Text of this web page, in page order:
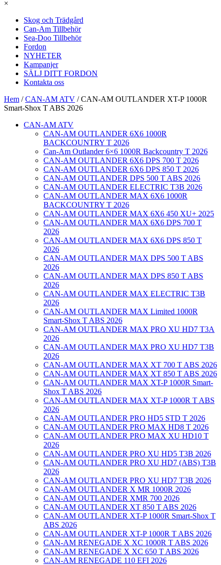
×
Skog och Trädgård
Can-Am Tillbehör
Sea-Doo Tillbehör
Fordon
NYHETER
Kampanjer
SÄLJ DITT FORDON
Kontakta oss
Hem /CAN-AM ATV / CAN-AM OUTLANDER XT-P 1000R
Smart-Shox T ABS 2026
CAN-AM ATV
CAN-AM OUTLANDER 6X6 1000R
BACKCOUNTRY T 2026
Can-Am Outlander 6×6 1000R Backcountry T 2026
CAN-AM OUTLANDER 6X6 DPS 700 T 2026
CAN-AM OUTLANDER 6X6 DPS 850 T 2026
CAN-AM OUTLANDER DPS 500 T ABS 2026
CAN-AM OUTLANDER ELECTRIC T3B 2026
CAN-AM OUTLANDER MAX 6X6 1000R
BACKCOUNTRY T 2026
CAN-AM OUTLANDER MAX 6X6 450 XU+ 2025
CAN-AM OUTLANDER MAX 6X6 DPS 700 T
2026
CAN-AM OUTLANDER MAX 6X6 DPS 850 T
2026
CAN-AM OUTLANDER MAX DPS 500 T ABS
2026
CAN-AM OUTLANDER MAX DPS 850 T ABS
2026
CAN-AM OUTLANDER MAX ELECTRIC T3B
2026
CAN-AM OUTLANDER MAX Limited 1000R
Smart-Shox T ABS 2026
CAN-AM OUTLANDER MAX PRO XU HD7 T3A
2026
CAN-AM OUTLANDER MAX PRO XU HD7 T3B
2026
CAN-AM OUTLANDER MAX XT 700 T ABS 2026
CAN-AM OUTLANDER MAX XT 850 T ABS 2026
CAN-AM OUTLANDER MAX XT-P 1000R Smart-
Shox T ABS 2026
CAN-AM OUTLANDER MAX XT-P 1000R T ABS
2026
CAN-AM OUTLANDER PRO HD5 STD T 2026
CAN-AM OUTLANDER PRO MAX HD8 T 2026
CAN-AM OUTLANDER PRO MAX XU HD10 T
2026
CAN-AM OUTLANDER PRO XU HD5 T3B 2026
CAN-AM OUTLANDER PRO XU HD7 (ABS) T3B
2026
CAN-AM OUTLANDER PRO XU HD7 T3B 2026
CAN-AM OUTLANDER X MR 1000R 2026
CAN-AM OUTLANDER XMR 700 2026
CAN-AM OUTLANDER XT 850 T ABS 2026
CAN-AM OUTLANDER XT-P 1000R Smart-Shox T
ABS 2026
CAN-AM OUTLANDER XT-P 1000R T ABS 2026
CAN-AM RENEGADE X XC 1000R T ABS 2026
CAN-AM RENEGADE X XC 650 T ABS 2026
CAN-AM RENEGADE 110 EFI 2026